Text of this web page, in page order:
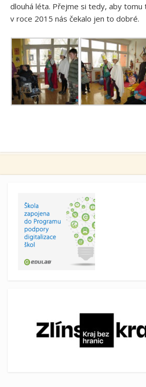
dlouhá léta. Přejme si tedy, aby tomu
v roce 2015 nás čekalo jen to dobré.